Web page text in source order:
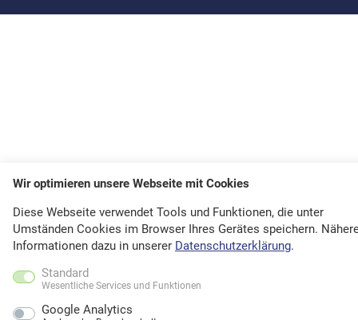
Wir optimieren unsere Webseite mit Cookies
Diese Webseite verwendet Tools und Funktionen, die unter
Umständen Cookies im Browser Ihres Gerätes speichern.
Informationen dazu in unserer Datenschutzerklärung.
Standard
Wesentliche Services und Funktionen
Google Analytics